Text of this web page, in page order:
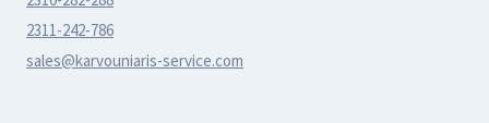
2311-242-786
sales@karvouniaris-service.com